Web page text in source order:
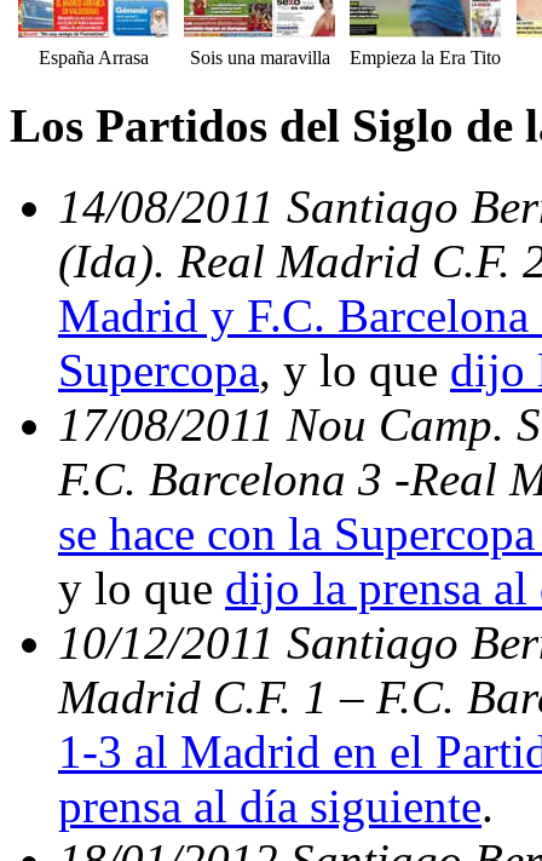
España Arrasa Sois una maravilla Empieza la Era Tito
Los Partidos del Siglo de
14/08/2011 Santiago
(Ida). Real Madrid C.F.
Madrid y F.C. Barcelona
Supercopa, y lo que dijo
17/08/2011 Nou Camp.
F.C. Barcelona 3 -Real
se hace con la
y lo que dijo la prensa
10/12/2011 Santiago
Madrid C.F. 1 – F.C.
1-3 al Madrid en el
prensa al día siguiente.